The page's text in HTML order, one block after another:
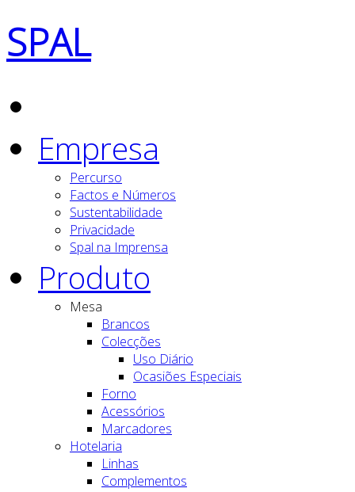
SPAL
Empresa
Percurso
Factos e Números
Sustentabilidade
Privacidade
Spal na Imprensa
Produto
Mesa
Brancos
Colecções
Uso Diário
Ocasiões Especiais
Forno
Acessórios
Marcadores
Hotelaria
Linhas
Complementos